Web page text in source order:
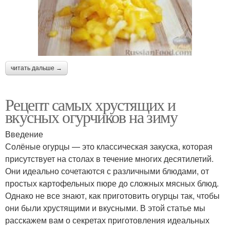
читать дальше →
Рецепт самых хрустящих и
вкусных огурчиков на зиму
Введение
Солёные огурцы — это классическая закуска, которая
присутствует на столах в течение многих десятилетий.
Они идеально сочетаются с различными блюдами, от
простых картофельных пюре до сложных мясных блюд.
Однако не все знают, как приготовить огурцы так, чтобы
они были хрустящими и вкусными. В этой статье мы
расскажем вам о секретах приготовления идеальных